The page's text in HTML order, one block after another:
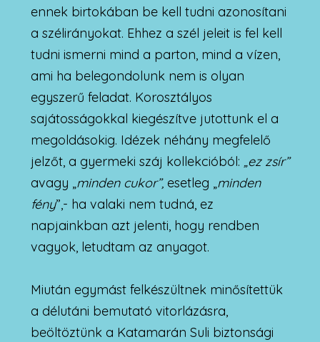
ennek birtokában be kell tudni azonosítani
a szélirányokat. Ehhez a szél jeleit is fel kell
tudni ismerni mind a parton, mind a vízen,
ami ha belegondolunk nem is olyan
egyszerű feladat. Korosztályos
sajátosságokkal kiegészítve jutottunk el a
megoldásokig. Idézek néhány megfelelő
jelzőt, a gyermeki száj kollekcióból: „ez zsír”
avagy „minden cukor”,esetleg „minden
fény”,- ha valaki nem tudná, ez
napjainkban azt jelenti, hogy rendben
vagyok, letudtam az anyagot.
Miután egymást felkészültnek minősítettük
a délutáni bemutató vitorlázásra,
beöltöztünk a Katamarán Suli biztonsági